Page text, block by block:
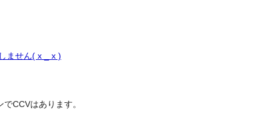
ません( x _ x )
CCVはあります。